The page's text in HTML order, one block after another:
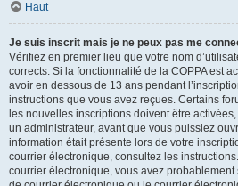
Haut
Je suis inscrit mais je ne peux pas me
Vérifiez en premier lieu que votre nom
corrects. Si la fonctionnalité de la COPPA est
avoir en dessous de 13 ans pendant
instructions que vous avez reçues. Certains
les nouvelles inscriptions doivent être
un administrateur, avant que vous puissiez
information était présente lors de votre
courrier électronique, consultez les
courrier électronique, vous avez